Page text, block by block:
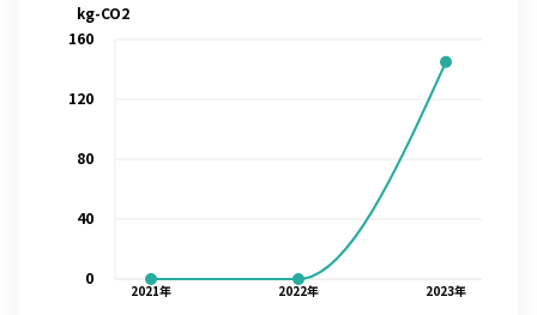
2021年 2022年 2023年
0
40
80
120
160
kg-CO2